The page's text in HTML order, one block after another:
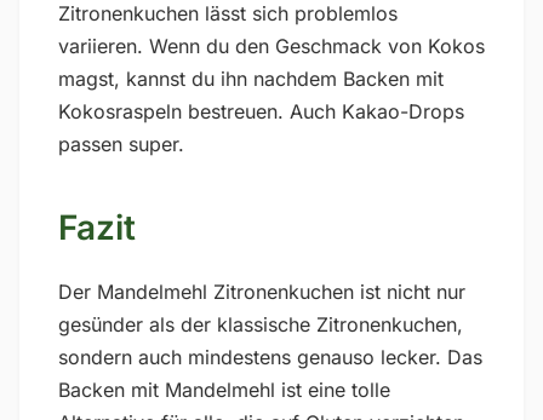
Zitronenkuchen lässt sich problemlos
variieren. Wenn du den Geschmack von Kokos
magst, kannst du ihn nachdem Backen mit
Kokosraspeln bestreuen. Auch Kakao-Drops
passen super.
Fazit
Der Mandelmehl Zitronenkuchen ist nicht nur
gesünder als der klassische Zitronenkuchen,
sondern auch mindestens genauso lecker. Das
Backen mit Mandelmehl ist eine tolle